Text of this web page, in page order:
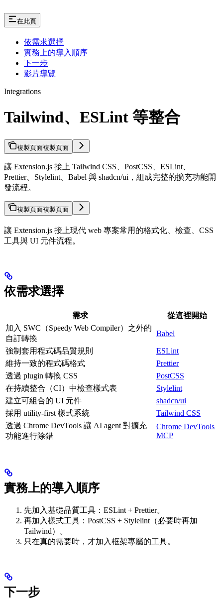
在此頁
依需求選擇
實務上的導入順序
下一步
影片導覽
Integrations
Tailwind、ESLint 等整合
複製頁面複製頁面
讓 Extension.js 接上 Tailwind CSS、PostCSS、ESLint、
Prettier、Stylelint、Babel 與 shadcn/ui，組成完整的擴充功能開
發流程。
複製頁面複製頁面
讓 Extension.js 接上現代 web 專案常用的格式化、檢查、CSS
工具與 UI 元件流程。
依需求選擇
需求
從這裡開始
加入 SWC（Speedy Web Compiler）之外的
自訂轉換
Babel
強制套用程式碼品質規則
ESLint
維持一致的程式碼格式
Prettier
透過 plugin 轉換 CSS
PostCSS
在持續整合（CI）中檢查樣式表
Stylelint
建立可組合的 UI 元件
shadcn/ui
採用 utility-first 樣式系統
Tailwind CSS
透過 Chrome DevTools 讓 AI agent 對擴充
功能進行除錯
Chrome DevTools
MCP
實務上的導入順序
先加入基礎品質工具：ESLint + Prettier。
再加入樣式工具：PostCSS + Stylelint（必要時再加
Tailwind）。
只在真的需要時，才加入框架專屬的工具。
下一步